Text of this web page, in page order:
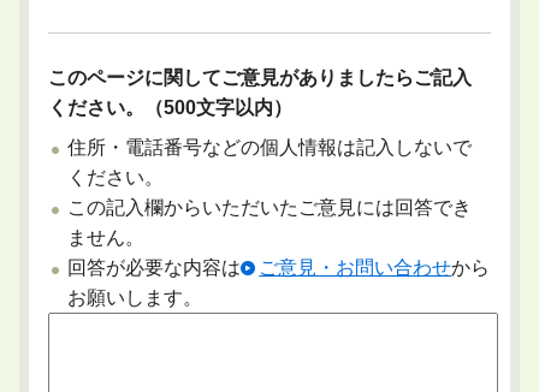
このページに関してご意見がありましたらご記入
ください。（500文字以内）
住所・電話番号などの個人情報は記入しないで
ください。
この記入欄からいただいたご意見には回答でき
ません。
回答が必要な内容は
ご意見・お問い合わせから
お願いします。